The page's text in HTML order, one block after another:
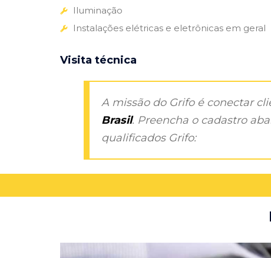
Iluminação
Instalações elétricas e eletrônicas em geral
Visita técnica
A missão do Grifo é conectar
Brasil. Preencha o cadastro
qualificados Grifo: